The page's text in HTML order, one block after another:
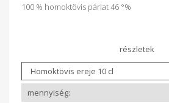
100 % homoktövis párlat 46 °%